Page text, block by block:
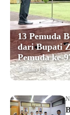
13 Pemuda
dari Bupati
Pemuda ke-
9 bulan lalu